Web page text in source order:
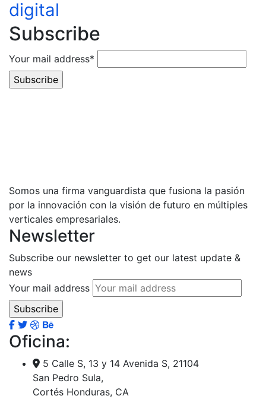
digital
Subscribe
Your mail address*
Somos una firma vanguardista que fusiona la pasión
por la innovación con la visión de futuro en múltiples
verticales empresariales.
Newsletter
Subscribe our newsletter to get our latest update &
news
Your mail address
Oficina:
5 Calle S, 13 y 14 Avenida S, 21104
San Pedro Sula,
Cortés Honduras, CA